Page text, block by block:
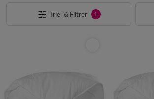
Trier & Filtrer 1